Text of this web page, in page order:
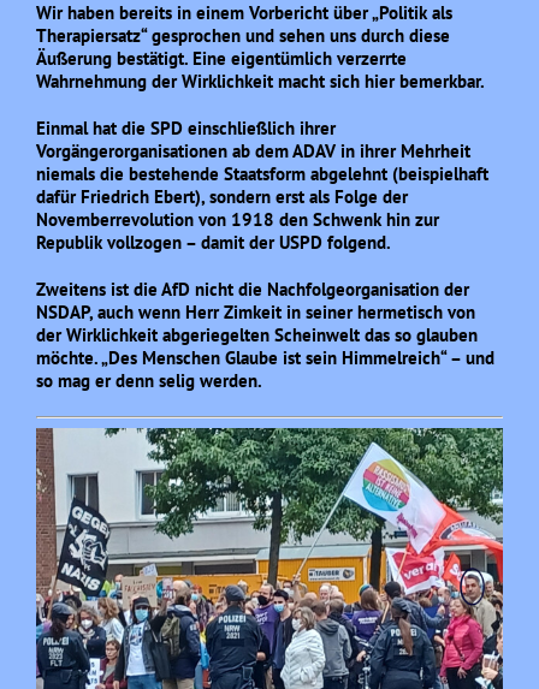
Wir haben bereits in einem Vorbericht über „Politik als
Therapiersatz“ gesprochen und sehen uns durch diese
Äußerung bestätigt. Eine eigentümlich verzerrte
Wahrnehmung der Wirklichkeit macht sich hier bemerkbar.
Einmal hat die SPD einschließlich ihrer
Vorgängerorganisationen ab dem ADAV in ihrer Mehrheit
niemals die bestehende Staatsform abgelehnt (beispielhaft
dafür Friedrich Ebert), sondern erst als Folge der
Novemberrevolution von 1918 den Schwenk hin zur
Republik vollzogen – damit der USPD folgend.
Zweitens ist die AfD nicht die Nachfolgeorganisation der
NSDAP, auch wenn Herr Zimkeit in seiner hermetisch von
der Wirklichkeit abgeriegelten Scheinwelt das so glauben
möchte. „Des Menschen Glaube ist sein Himmelreich“ – und
so mag er denn selig werden.